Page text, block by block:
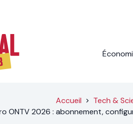
Accueil
Tech &
ONTV 2026 : abonnement,